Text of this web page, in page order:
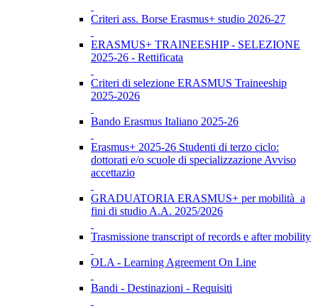
Criteri ass. Borse Erasmus+ studio 2026-27
ERASMUS+ TRAINEESHIP - SELEZIONE
2025-26 - Rettificata
Criteri di selezione ERASMUS Traineeship
2025-2026
Bando Erasmus Italiano 2025-26
Erasmus+ 2025-26 Studenti di terzo ciclo:
dottorati e/o scuole di specializzazione Avviso
accettazio
GRADUATORIA ERASMUS+ per mobilità a
fini di studio A.A. 2025/2026
Trasmissione transcript of records e after mobility
OLA - Learning Agreement On Line
Bandi - Destinazioni - Requisiti